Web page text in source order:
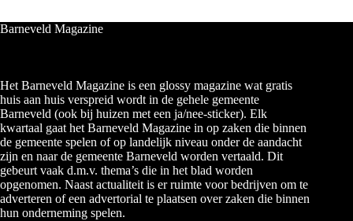
Barneveld Magazine
Het Barneveld Magazine is een glossy magazine wat gratis
huis aan huis verspreid wordt in de gehele gemeente
Barneveld (ook bij huizen met een ja/nee-sticker). Elk
kwartaal gaat het Barneveld Magazine in op zaken die binnen
de gemeente spelen of op landelijk niveau onder de aandacht
zijn en naar de gemeente Barneveld worden vertaald. Dit
gebeurt vaak d.m.v. thema’s die in het blad worden
opgenomen. Naast actualiteit is er ruimte voor bedrijven om te
adverteren of een advertorial te plaatsen over zaken die binnen
hun onderneming spelen.